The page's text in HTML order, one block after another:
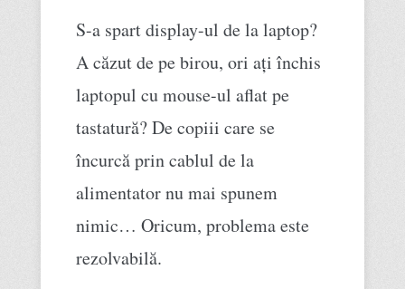
S-a spart display-ul de la laptop?
A căzut de pe birou, ori ați închis
laptopul cu mouse-ul aflat pe
tastatură? De copiii care se
încurcă prin cablul de la
alimentator nu mai spunem
nimic… Oricum, problema este
rezolvabilă.